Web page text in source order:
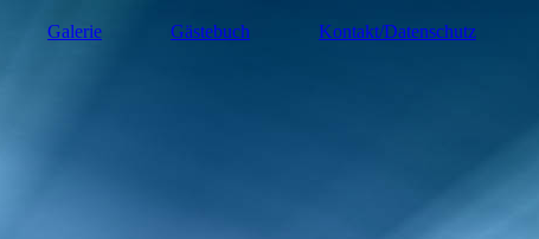
Galerie Gästebuch Kontakt/Datenschutz